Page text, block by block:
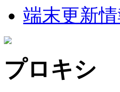
端末更新
プロキシ